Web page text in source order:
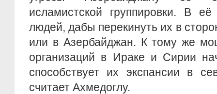
исламистской группировки. В
людей, дабы перекинуть их в
или в Азербайджан. К тому же
организаций в Ираке и Сирии
способствует их экспансии в
считает Ахмедоглу.